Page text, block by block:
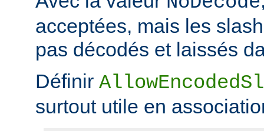
acceptées, mais les
pas décodés et laissés
Définir
surtout utile en